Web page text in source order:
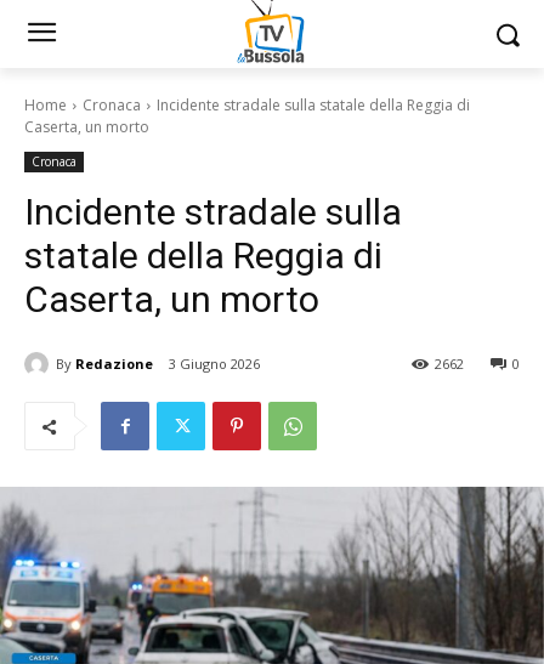
Home Cronaca
Incidente stradale sulla statale della Reggia di
Caserta, un morto
Cronaca
Incidente stradale sulla
statale della Reggia di
Caserta, un morto
By Redazione 3 Giugno 2026 0
2662